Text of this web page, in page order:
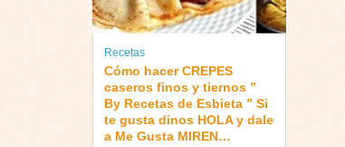
Recetas
Cómo hacer CREPES
caseros finos y tiernos ”
By Recetas de Esbieta ” Si
te gusta dinos HOLA y dale
a Me Gusta MIREN…